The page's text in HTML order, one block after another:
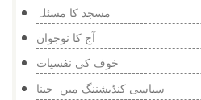
مسجد کا مسئلہ
آج کا نوجوان
خوف کی نفسیات
سیاسی کنڈیشننگ میں جینا